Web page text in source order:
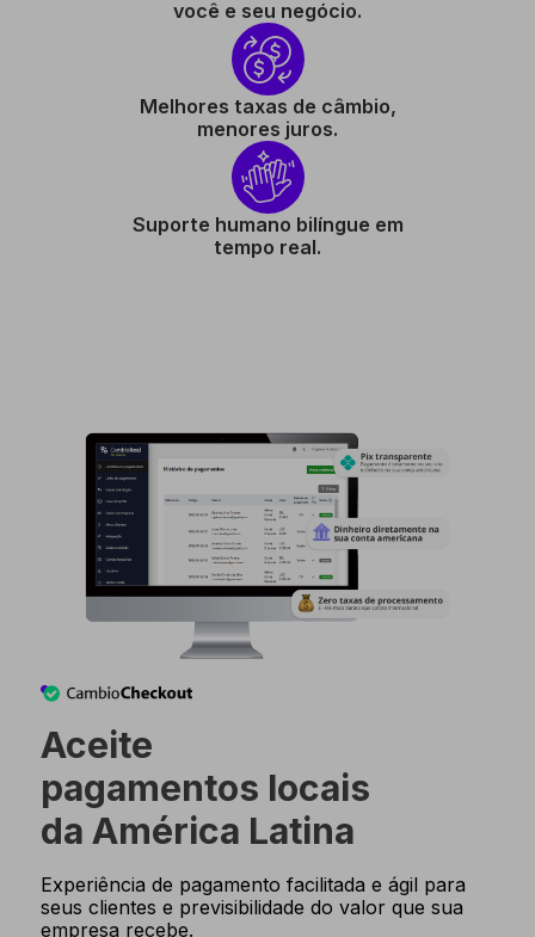
Suporte humano bilíngue em
tempo real.
Melhores taxas de câmbio,
menores juros.
você e seu negócio.
Aceite
pagamentos locais
da América Latina
Experiência de pagamento facilitada e ágil para
seus clientes e previsibilidade do valor que sua
empresa recebe.